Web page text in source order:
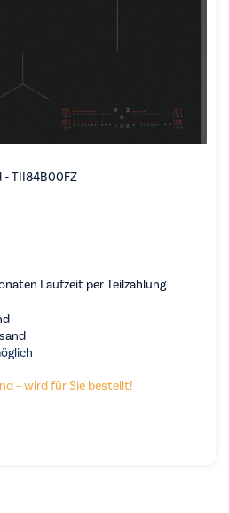
- TII84B00FZ
Laufzeit per Teilzahlung
– wird für Sie bestellt!